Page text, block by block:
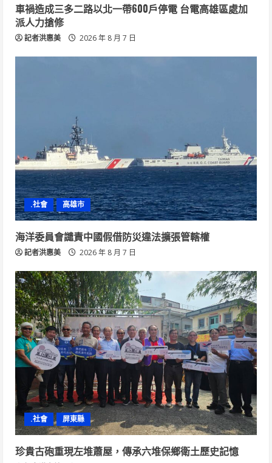
車禍造成三多二路以北一帶600戶停電 台電高雄區處加
派人力搶修
記者洪惠美 2026 年 8 月 7 日
.社會 高雄市
海洋委員會譴責中國假借防災違法擴張管轄權
記者洪惠美 2026 年 8 月 7 日
.社會 屏東縣
珍貴古砲重現左堆蕭屋，傳承六堆保鄉衛土歷史記憶